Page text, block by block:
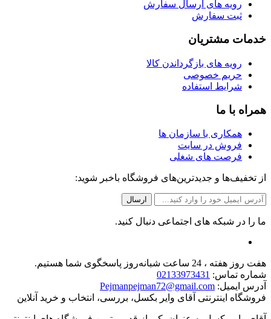
رویه های ارسال سفارش
ثبت سفارش
خدمات مشتریان
رویه های بازگرداندن کالا
حریم خصوصی
شرایط استفاده
همراه با ما
همکاری با سازمان ها
فروش در سایت
فرصت های شغلی
از تخفیف‌ها و جدیدترین‌های فروشگاه باخبر شوید:
ما را در شبکه های اجتماعی دنبال کنید.
هفت روز هفته ، 24 ساعت شبانه‌روز پاسخگوی شما هستیم.
شماره تماس: 02133973431
آدرس ایمیل: Pejmanpejman72@gmail.com
فروشگاه اینترنتی آقای وایر بکسل، بررسی، انتخاب و خرید آنلاین